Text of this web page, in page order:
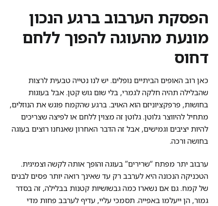
הפסקת הערבוב ברגע הנכון
מונעת מהעוגה להפוך ללחם
דחוס
כאן רוב האופים הביתיים נופלים. יש לנו נטייה טבעית לרצות
שהבלילה תהיה חלקה לגמרי, בלי שום גוש קטן. אבל בעוגות
בחושות, פרפקציוניזם הוא האויב. ברגע שהקמח פוגש את הנוזלים,
מתחיל להיווצר גלוטן. גלוטן זה מצוין ללחם או לפיצה שצריכים
להיות יציבים וגמישים, אבל זה הדבר האחרון שאנחנו רוצים בעוגה
בחושה ורכה.
ערבוב יתר מפתח “שרירים” בעוגה והופך אותה לקשה וצמיגית.
הטכניקה הנכונה היא לערבב רק עד שאינך רואה יותר פסים לבנים
של קמח. גם אם נשארו כמה גבשושיות קטנות בבלילה, זה בסדר
גמור, הן ייעלמו באפייה. תסמכי עליי, עדיף לערבב פחות מדי